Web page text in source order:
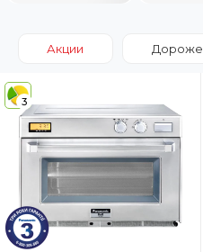
Акции Дороже
3